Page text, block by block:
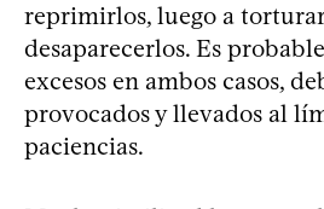
reprimirlos, luego a
desaparecerlos. Es
excesos en ambos casos,
provocados y llevados al
paciencias.